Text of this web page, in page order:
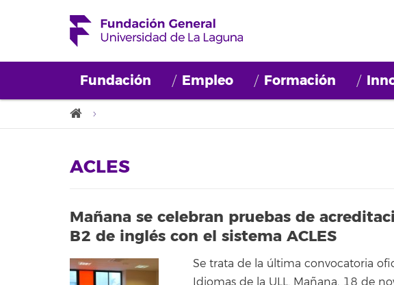
Fundación Empleo Formación
ACLES
Mañana se celebran pruebas de
B2 de inglés con el sistema ACLES
Se trata de la última convocatoria
Idiomas de la ULL. Mañana, 18 de